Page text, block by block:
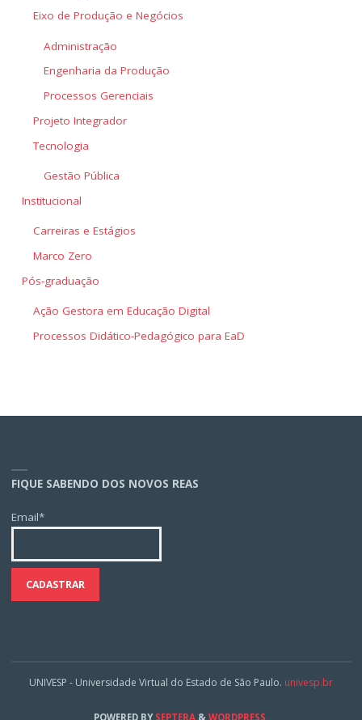
Eixo de Produção e Negócios
Administração
Engenharia da Produção
Processos Gerenciais
Projeto Integrador
Tecnologia
Gestão Pública
Institucional
Carreiras e Estágios
Marco Zero
Pós-graduação
Ação Gestora em Educação Digital
Processos Didático-Pedagógico para EaD
FIQUE SABENDO DOS NOVOS REAS
Email*
UNIVESP - Universidade Virtual do Estado de São Paulo. univesp.br
POWERED BYSEPTERA & WORDPRESS.